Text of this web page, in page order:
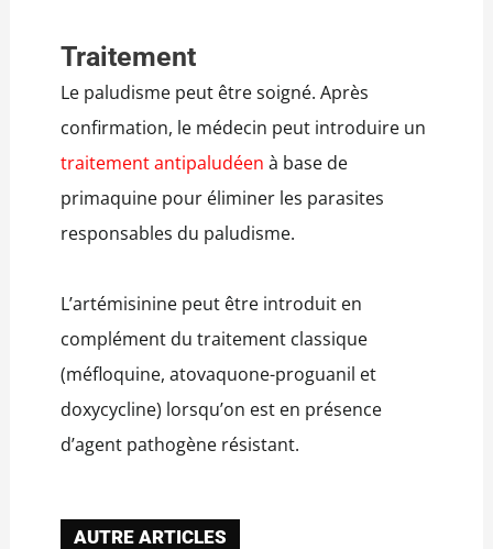
Traitement
Le paludisme peut être soigné. Après
confirmation, le médecin peut introduire un
traitement antipaludéen à base de
primaquine pour éliminer les parasites
responsables du paludisme.
L’artémisinine peut être introduit en
complément du traitement classique
(méfloquine, atovaquone-proguanil et
doxycycline) lorsqu’on est en présence
d’agent pathogène résistant.
AUTRE ARTICLES